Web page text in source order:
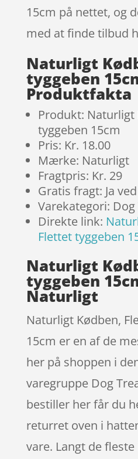
15cm på nettet, og
med at finde tilbud
Naturligt
tyggeben
Produktfakta
Produkt: Naturligt
tyggeben 15cm
Pris: Kr. 18.00
Mærke: Naturligt
Fragtpris: Kr. 29
Gratis fragt: Ja
Varekategori: Dog
Direkte link:
Flettet tyggeben
Naturligt
tyggeben
Naturligt
Naturligt Kødben,
15cm er en af de
her på shoppen i
varegruppe Dog
bestiller her får du
returret oven i
vare. Langt de